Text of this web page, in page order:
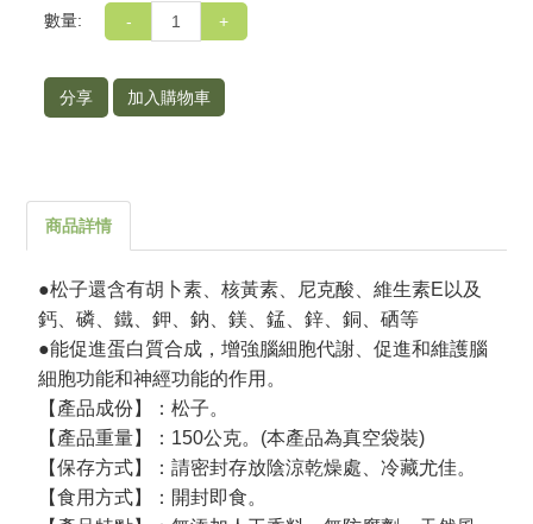
數量: - +
分享 加入購物車
商品詳情
●松子還含有胡卜素、核黃素、尼克酸、維生素E以及
鈣、磷、鐵、鉀、鈉、鎂、錳、鋅、銅、硒等
●能促進蛋白質合成，增強腦細胞代謝、促進和維護腦
細胞功能和神經功能的作用。
【產品成份】：松子。
【產品重量】：150公克。(本產品為真空袋裝)
【保存方式】：請密封存放陰涼乾燥處、冷藏尤佳。
【食用方式】：開封即食。